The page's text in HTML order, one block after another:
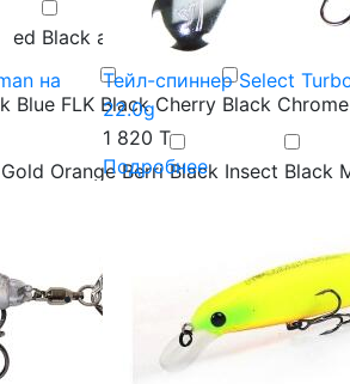
Black and Gold Amago
Blue FLK Black Cherry Black Chrome
Orange Berri Black Insect Black
Chartreuse Blue Back Cinnamon
Blue Gold
на
Тейл-спиннер Select
22.0g
1 820 T
Подробнее